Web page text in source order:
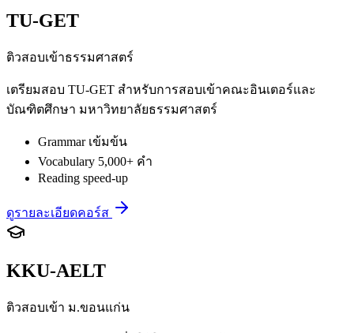
TU-GET
ติวสอบเข้าธรรมศาสตร์
เตรียมสอบ TU-GET สำหรับการสอบเข้าคณะอินเตอร์และ
บัณฑิตศึกษา มหาวิทยาลัยธรรมศาสตร์
Grammar เข้มข้น
Vocabulary 5,000+ คำ
Reading speed-up
ดูรายละเอียดคอร์ส
KKU-AELT
ติวสอบเข้า ม.ขอนแก่น